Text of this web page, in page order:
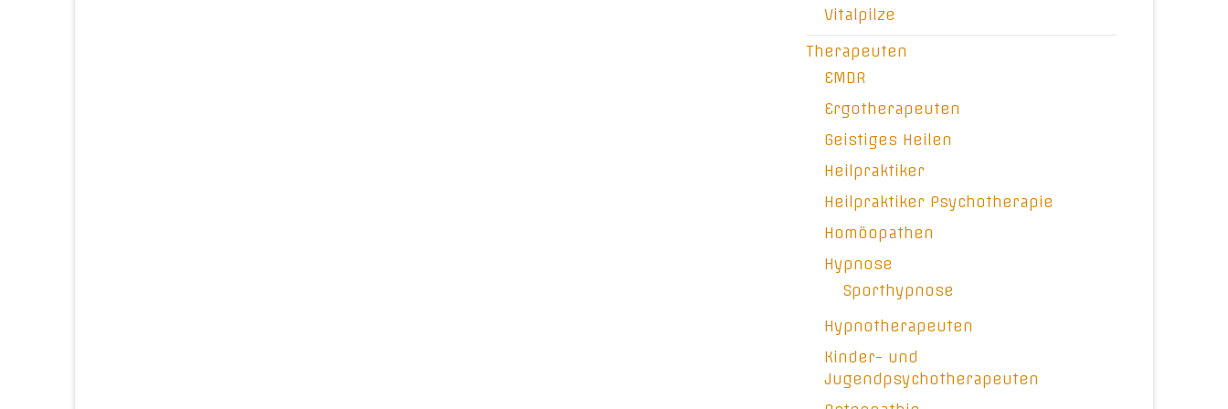
Vitalpilze
Therapeuten
EMDR
Ergotherapeuten
Geistiges Heilen
Heilpraktiker
Heilpraktiker Psychotherapie
Homöopathen
Hypnose
Sporthypnose
Hypnotherapeuten
Kinder- und
Jugendpsychotherapeuten